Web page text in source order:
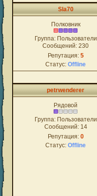
Sla70
Полковник
Группа: Пользователи
Сообщений: 230
Репутация: 5
Статус: Offline
petrwenderer
Рядовой
Группа: Пользователи
Сообщений: 14
Репутация: 0
Статус: Offline